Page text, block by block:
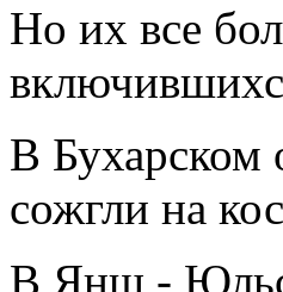
Но их все
В Бухарском
сожгли на
В Янш -